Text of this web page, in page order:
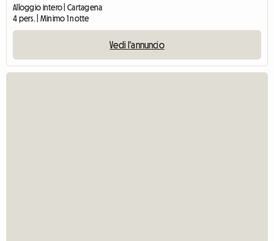
Alloggio intero | Cartagena
4 pers. | Minimo 1 notte
Vedi l'annuncio